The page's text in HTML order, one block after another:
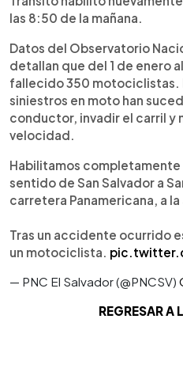
las 8:50 de la mañana.
Datos del Observatorio
detallan que del 1 de enero
fallecido 350 motociclistas.
siniestros en moto han
conductor, invadir el carril y
velocidad.
Habilitamos completamente
sentido de San Salvador a
carretera Panamericana, a
Tras un accidente ocurrido
un motociclista.
— PNC El Salvador (@PNCSV)
REGRESAR A